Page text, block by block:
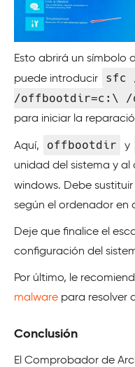
Esto abrirá un símbolo
puede introducir
sfc
/offbootdir=c:\ /
para iniciar la
Aquí, offbootdir y
unidad del sistema y
windows. Debe sustituir
según el ordenador en
Deje que finalice el
configuración del
Por último, le
malware para resolver
Conclusión
El Comprobador de